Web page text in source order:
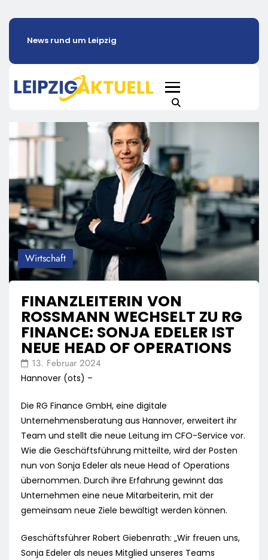
News rund um Leipzig
Wirtschaft
FINANZLEITERIN VON
ROSSMANN WECHSELT ZU RG
FINANCE: SONJA EDELER IST
NEUE HEAD OF OPERATIONS
13. Februar 2024
Hannover (ots) –
Die RG Finance GmbH, eine digitale
Unternehmensberatung aus Hannover, erweitert ihr
Team und stellt die neue Leitung im CFO-Service vor.
Wie die Geschäftsführung mitteilte, wird der Posten
nun von Sonja Edeler als neue Head of Operations
übernommen. Durch ihre Erfahrung gewinnt das
Unternehmen eine neue Mitarbeiterin, mit der
gemeinsam neue Ziele bewältigt werden können.
Geschäftsführer Robert Giebenrath: „Wir freuen uns,
Sonja Edeler als neues Mitglied unseres Teams